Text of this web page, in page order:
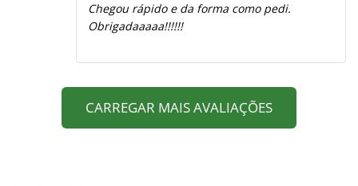
de 5
Chegou rápido e da forma como pedi.
Obrigadaaaaa!!!!!!
CARREGAR MAIS AVALIAÇÕES